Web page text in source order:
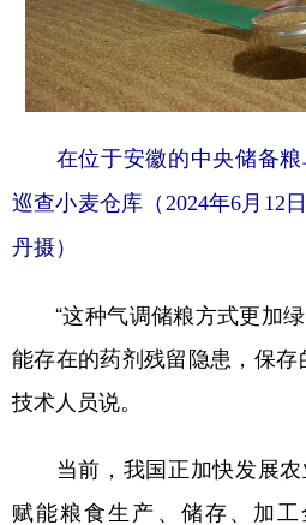
在位于安徽的中央储备
巡查小麦仓库（2024年6月12
丹摄）
“这种气调储粮方式更加绿
能存在的药剂残留隐患，保存
技术人员说。
当前，我国正加快发展农
赋能粮食生产、储存、加